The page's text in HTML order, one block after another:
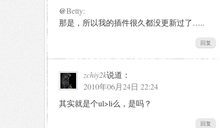
@Betty:
那是，所以我的插件很久都没更新过了…..
回复
zchiy2k说道：
2010年06月24日 22:24
其实就是个ul>li么，是吗？
回复